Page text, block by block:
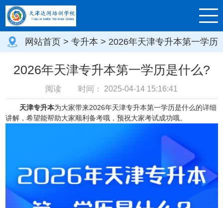
网站首页 > 专升本 > 2026年天津专升本第一学历
是什么?
2026年天津专升本第一学历是什么?
阅读 时间： 2025-04-14 15:16:41
天津专升本为大家带来2026年天津专升本第一学历是什么的详细
讲解，希望能帮助大家顺利备考哦，预祝大家考试成功哦。